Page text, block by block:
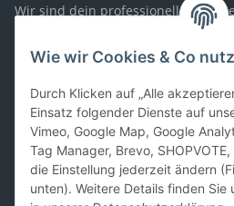
Wie wir Cookies & Co
Durch Klicken auf „Alle
Einsatz folgender Dienste auf
Vimeo, Google Map, Google
Tag Manager, Brevo,
die Einstellung jederzeit ändern
unten). Weitere Details finden Sie
Wir sind dein professioneller
Umbau von Wohnmobilen, Booten,
Spezialfahrzeugen, und PKW-
Sortiment richten wir uns sowohl
Geschäftskunden.
Gesetzliches
Informationen